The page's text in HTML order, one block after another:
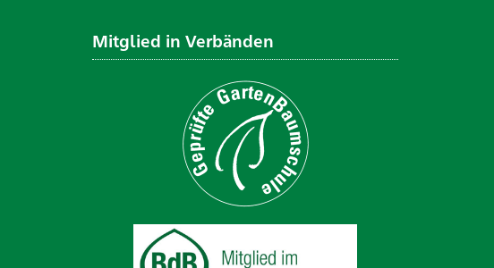
Mitglied in Verbänden